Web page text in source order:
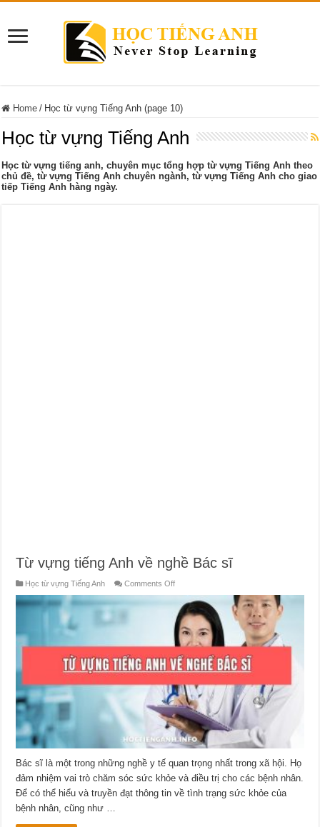
Home / Học từ vựng Tiếng Anh (page 10)
Học từ vựng Tiếng Anh
Học từ vựng tiếng anh, chuyên mục tổng hợp từ vựng Tiếng Anh theo
chủ đề, từ vựng Tiếng Anh chuyên ngành, từ vựng Tiếng Anh cho giao
tiếp Tiếng Anh hàng ngày.
Từ vựng tiếng Anh về nghề Bác sĩ
Học từ vựng Tiếng Anh Comments Offon
vựng
tiếng
Anh
về
nghề
Bác
Bác sĩ là một trong những nghề y tế quan trọng nhất trong xã hội. Họ
đảm nhiệm vai trò chăm sóc sức khỏe và điều trị cho các bệnh nhân.
Để có thể hiểu và truyền đạt thông tin về tình trạng sức khỏe của
bệnh nhân, cũng như …